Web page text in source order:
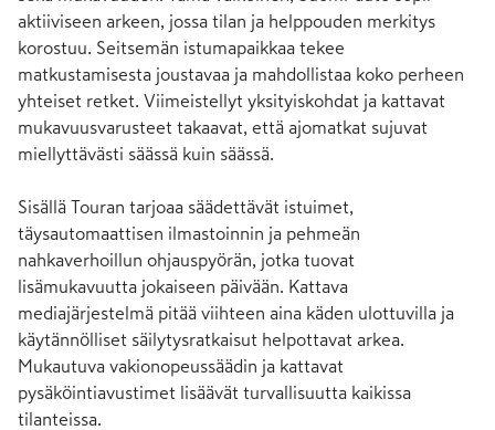
aktiiviseen arkeen, jossa tilan ja helppouden merkitys
korostuu. Seitsemän istumapaikkaa tekee
matkustamisesta joustavaa ja mahdollistaa koko perheen
yhteiset retket. Viimeistellyt yksityiskohdat ja kattavat
mukavuusvarusteet takaavat, että ajomatkat sujuvat
miellyttävästi säässä kuin säässä.
Sisällä Touran tarjoaa säädettävät istuimet,
täysautomaattisen ilmastoinnin ja pehmeän
nahkaverhoillun ohjauspyörän, jotka tuovat
lisämukavuutta jokaiseen päivään. Kattava
mediajärjestelmä pitää viihteen aina käden ulottuvilla ja
käytännölliset säilytysratkaisut helpottavat arkea.
Mukautuva vakionopeussäädin ja kattavat
pysäköintiavustimet lisäävät turvallisuutta kaikissa
tilanteissa.